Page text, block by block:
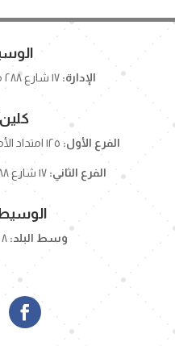
الإدارة:
كلين
الفرع الأول:
الفرع الثاني:
الوسيط
وسط البلد: ٨ شارع عماد الدين